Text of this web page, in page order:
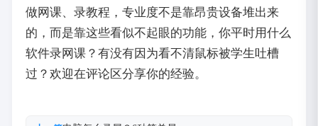
做网课、录教程，专业度不是靠昂贵设备堆出来
的，而是靠这些看似不起眼的功能，你平时用什么
软件录网课？有没有因为看不清鼠标被学生吐槽
过？欢迎在评论区分享你的经验。